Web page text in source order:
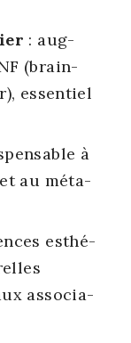
: aug­
(brain-
essen­tiel
à
au méta­
esthé­
asso­cia­